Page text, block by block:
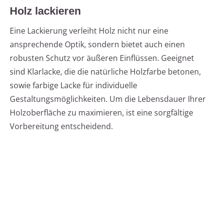
Holz lackieren
Eine Lackierung verleiht Holz nicht nur eine
ansprechende Optik, sondern bietet auch einen
robusten Schutz vor äußeren Einflüssen. Geeignet
sind Klarlacke, die die natürliche Holzfarbe betonen,
sowie farbige Lacke für individuelle
Gestaltungsmöglichkeiten. Um die Lebensdauer Ihrer
Holzoberfläche zu maximieren, ist eine sorgfältige
Vorbereitung entscheidend.